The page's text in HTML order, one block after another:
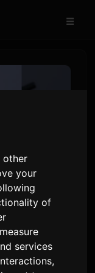
other
your
of
services
,
☰